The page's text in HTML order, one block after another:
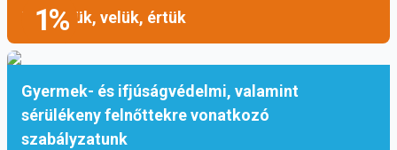
1%
Mellettük, velük, értük
Gyermek- és ifjúságvédelmi, valamint
sérülékeny felnőttekre vonatkozó
szabályzatunk